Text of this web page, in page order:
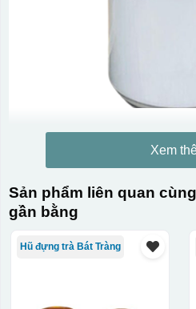
Xem
Sản phẩm liên quan
gần bằng
Hũ đựng trà Bát Tràng